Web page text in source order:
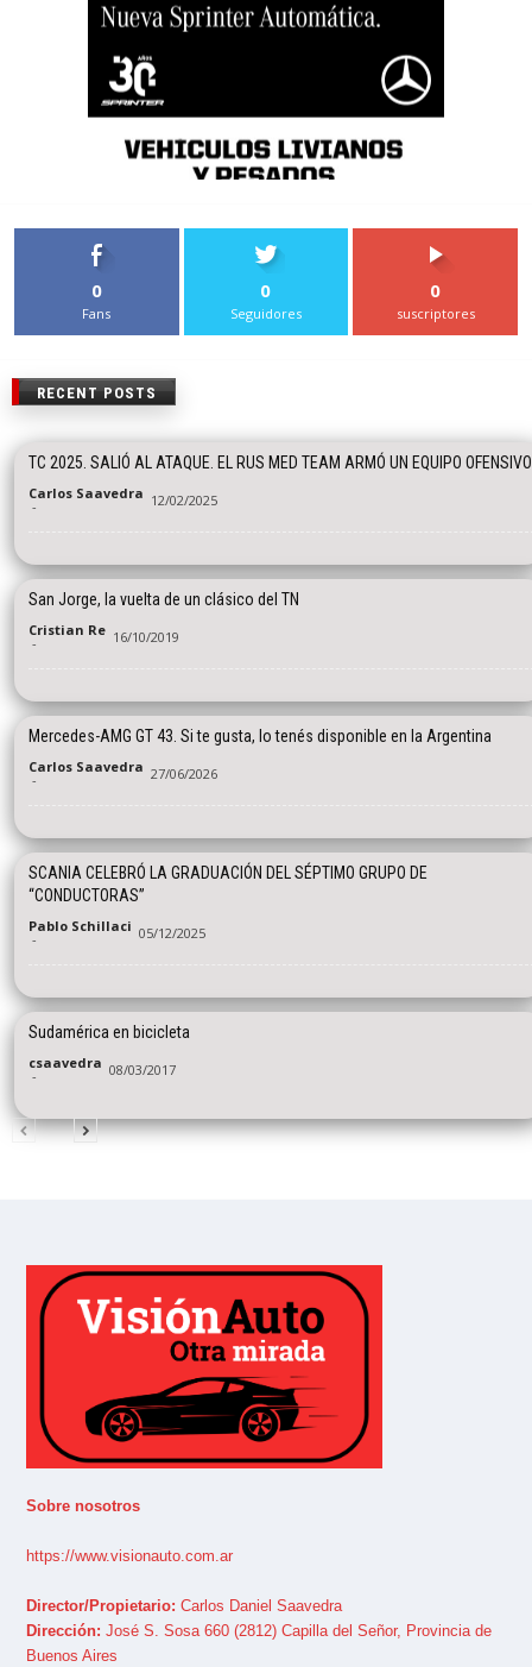
0
Fans
0
Seguidores
0
suscriptores
RECENT POSTS
TC 2025. SALIÓ AL ATAQUE. EL RUS MED TEAM ARMÓ UN EQUIPO OFENSIVO
Carlos Saavedra
- 12/02/2025
San Jorge, la vuelta de un clásico del TN
Cristian Re
- 16/10/2019
Mercedes-AMG GT 43. Si te gusta, lo tenés disponible en la Argentina
Carlos Saavedra
- 27/06/2026
SCANIA CELEBRÓ LA GRADUACIÓN DEL SÉPTIMO GRUPO DE
“CONDUCTORAS”
Pablo Schillaci
- 05/12/2025
Sudamérica en bicicleta
csaavedra
- 08/03/2017
Sobre nosotros
https://www.visionauto.com.ar
Director/Propietario: Carlos Daniel Saavedra
Dirección: José S. Sosa 660 (2812) Capilla del Señor, Provincia de
Buenos Aires